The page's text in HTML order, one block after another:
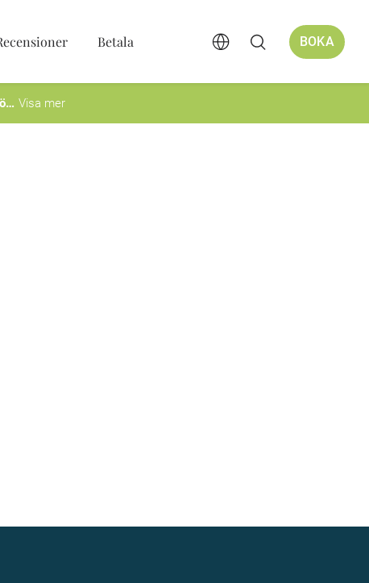
Betala BOKA
Visa mer